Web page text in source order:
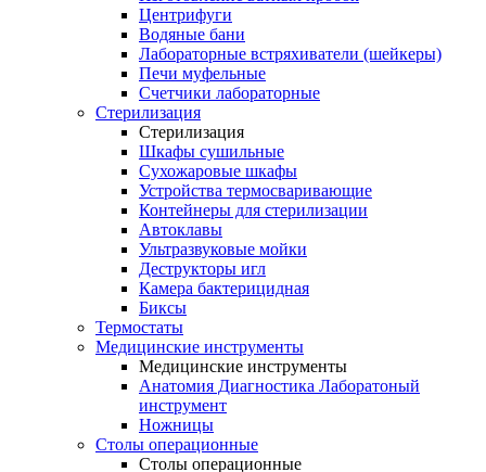
Центрифуги
Водяные бани
Лабораторные встряхиватели (шейкеры)
Печи муфельные
Счетчики лабораторные
Стерилизация
Стерилизация
Шкафы сушильные
Сухожаровые шкафы
Устройства термосваривающие
Контейнеры для стерилизации
Автоклавы
Ультразвуковые мойки
Деструкторы игл
Камера бактерицидная
Биксы
Термостаты
Медицинские инструменты
Медицинские инструменты
Анатомия Диагностика Лаборатоный
инструмент
Ножницы
Столы операционные
Столы операционные